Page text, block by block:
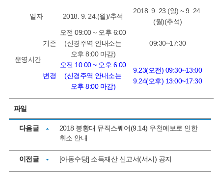
일자 2018. 9. 24.(월)/추석
2018. 9. 23.(일) ~ 9. 24.
(월)(추석)
운영시간
기존
오전 09:00 ~ 오후 6:00
(신경주역 안내소는
오후 8:00 마감)
09:30~17:30
변경
오전 10:00 ~ 오후 6:00
(신경주역 안내소는
오후 8:00 마감)
9.23(오전) 09:30~13:00
9.24(오후) 13:00~17:30
파일
다음글
2018 봉황대 뮤직스퀘어(9.14) 우천예보로 인한
취소 안내
이전글 [아동수당] 소득재산 신고서(서시) 공지